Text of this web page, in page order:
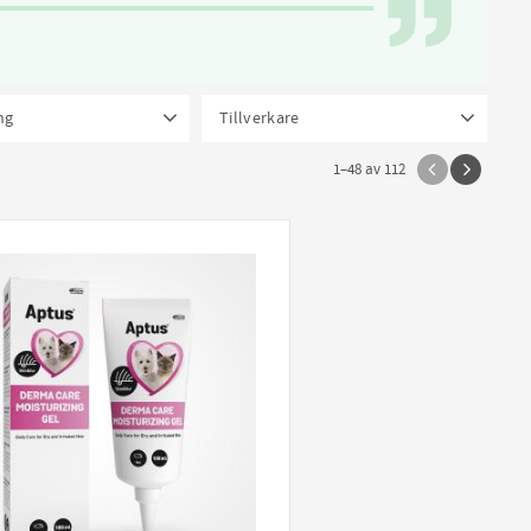
Tillverkare
Dechra
10
236 ml
1
1
1–48av 112